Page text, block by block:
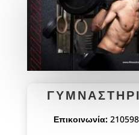
Επικοινωνία: